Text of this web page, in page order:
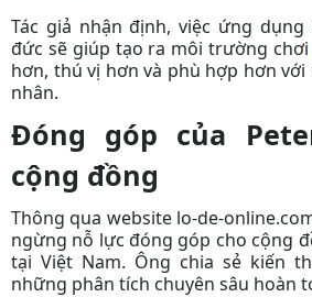
Tác giả nhận định, việc ứng
đức sẽ giúp tạo ra môi trường chơi
hơn, thú vị hơn và phù hợp hơn
nhân.
Đóng góp của
cộng đồng
Thông qua website lo-de-
ngừng nỗ lực đóng góp cho cộng
tại Việt Nam. Ông chia sẻ kiến
những phân tích chuyên sâu hoàn